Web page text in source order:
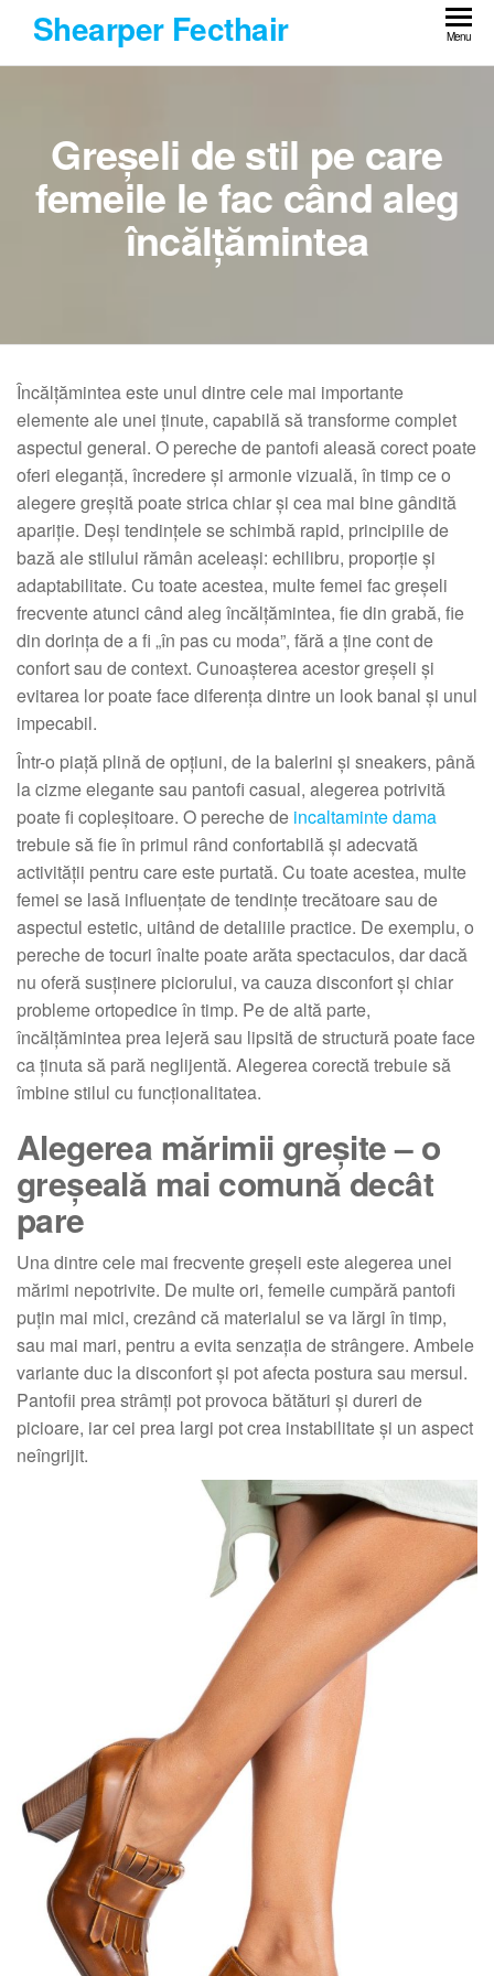
the
Shearper Fecthair Menu
Greșeli de stil pe care
femeile le fac când aleg
încălțămintea
Încălțămintea este unul dintre cele mai importante
elemente ale unei ținute, capabilă să transforme complet
aspectul general. O pereche de pantofi aleasă corect poate
oferi eleganță, încredere și armonie vizuală, în timp ce o
alegere greșită poate strica chiar și cea mai bine gândită
apariție. Deși tendințele se schimbă rapid, principiile de
bază ale stilului rămân aceleași: echilibru, proporție și
adaptabilitate. Cu toate acestea, multe femei fac greșeli
frecvente atunci când aleg încălțămintea, fie din grabă, fie
din dorința de a fi „în pas cu moda”, fără a ține cont de
confort sau de context. Cunoașterea acestor greșeli și
evitarea lor poate face diferența dintre un look banal și unul
impecabil.
Într-o piață plină de opțiuni, de la balerini și sneakers, până
la cizme elegante sau pantofi casual, alegerea potrivită
poate fi copleșitoare. O pereche de incaltaminte dama
trebuie să fie în primul rând confortabilă și adecvată
activității pentru care este purtată. Cu toate acestea, multe
femei se lasă influențate de tendințe trecătoare sau de
aspectul estetic, uitând de detaliile practice. De exemplu, o
pereche de tocuri înalte poate arăta spectaculos, dar dacă
nu oferă susținere piciorului, va cauza disconfort și chiar
probleme ortopedice în timp. Pe de altă parte,
încălțămintea prea lejeră sau lipsită de structură poate face
ca ținuta să pară neglijentă. Alegerea corectă trebuie să
îmbine stilul cu funcționalitatea.
Alegerea mărimii greșite – o
greșeală mai comună decât
pare
Una dintre cele mai frecvente greșeli este alegerea unei
mărimi nepotrivite. De multe ori, femeile cumpără pantofi
puțin mai mici, crezând că materialul se va lărgi în timp,
sau mai mari, pentru a evita senzația de strângere. Ambele
variante duc la disconfort și pot afecta postura sau mersul.
Pantofii prea strâmți pot provoca bătături și dureri de
picioare, iar cei prea largi pot crea instabilitate și un aspect
neîngrijit.